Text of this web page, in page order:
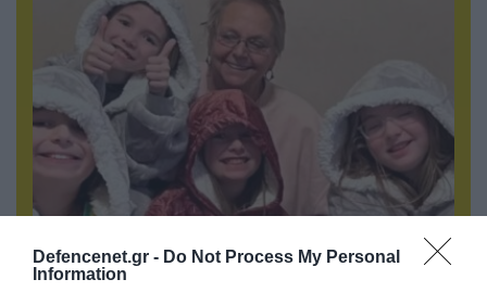
Defencenet.gr - Do Not Process My Personal
Information
06.08.2026 | 09:02
ΗΠΑ: Το τελευταίο μήνυμα της μητέρας στον